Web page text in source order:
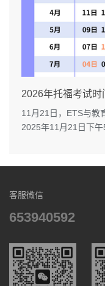
2026年托福考试时
11月21日，ETS与教
2025年11月21日下
客服微信
653940592